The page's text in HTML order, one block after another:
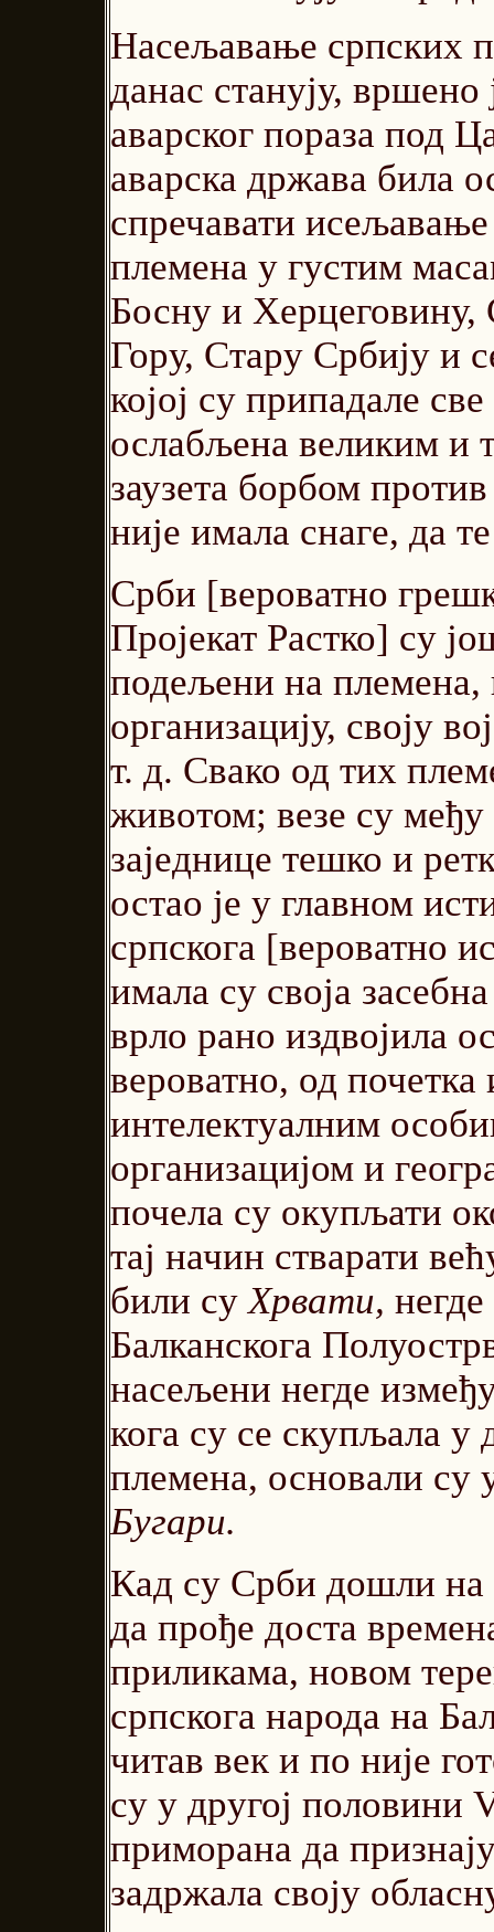
Насељавање српских
данас станују,
аварског пораза под
аварска држава била
спречавати
племена у густим
Босну и Херцеговину,
Гору, Стару Србију и
којој су припадале
ослабљена великим и
заузета борбом
није имала снаге, да
Срби [вероватно
Пројекат Растко] су
подељени на племена,
организацију, своју
т. д. Свако од тих
животом; везе су
заједнице тешко и
остао је у главном
српскога [вероватно
имала су своја
врло рано издвојила
вероватно, од
интелектуалним
организацијом и
почела су окупљати
тај начин стварати
били суХрвати,
Балканскога
насељени негде
кога су се скупљала у
племена, основали су
Бугари.
Кад су Срби дошли на
да прође доста
приликама, новом
српскога народа на
читав век и по није
су у другој половини
приморана да
задржала своју